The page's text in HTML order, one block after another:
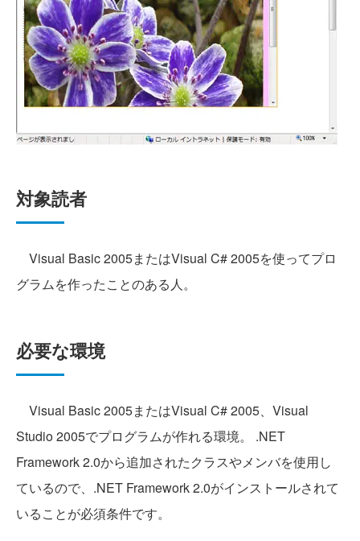
対象読者
Visual Basic 2005またはVisual C# 2005を使ってプロ
グラムを作ったことのある人。
必要な環境
Visual Basic 2005またはVisual C# 2005、Visual
Studio 2005でプログラムが作れる環境。 .NET
Framework 2.0から追加されたクラスやメンバを使用し
ているので、.NET Framework 2.0がインストールされて
いることが必須条件です。